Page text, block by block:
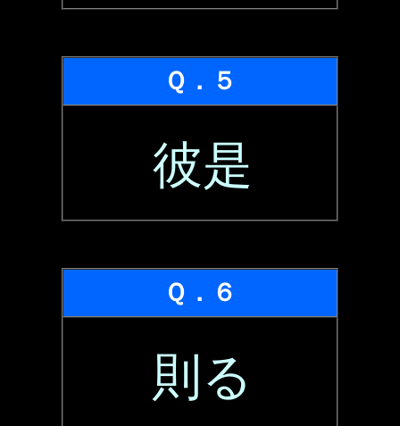
Ｑ．５
彼是
Ｑ．６
則る